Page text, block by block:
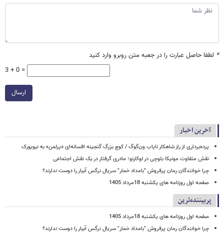
* لطفا حاصل عبارت را در جعبه متن روبرو وارد کنید
3 + 0 =
ارسال
آخرین اخبار
پرده‌برداری از راز شاهکار نایاب ون‌گوگ / کوچ بزرگ گنجینه افسانه‌ای «پرلمن» به نیویورک
نقش متفاوت مونیکا بلوچی در لوکارنو؛ مادری گرفتار در یک نقش اجتماعی
چرا خوانندگان رمان پرفروش "بامداد خمار" سریال نرگس آبیار را دوست ندارند؟
صفحه اول روزنامه های یکشنبه 18مرداد 1405
پربیننده‌ترین
صفحه اول روزنامه های یکشنبه 18مرداد 1405
چرا خوانندگان رمان پرفروش "بامداد خمار" سریال نرگس آبیار را دوست ندارند؟